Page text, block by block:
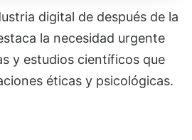
digital de después de la
la necesidad urgente
y estudios científicos que
éticas y psicológicas.